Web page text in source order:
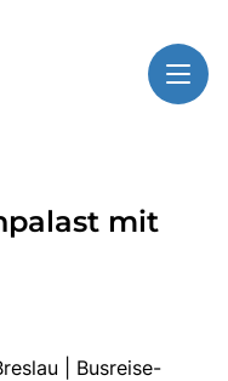
mit
| Busreise-